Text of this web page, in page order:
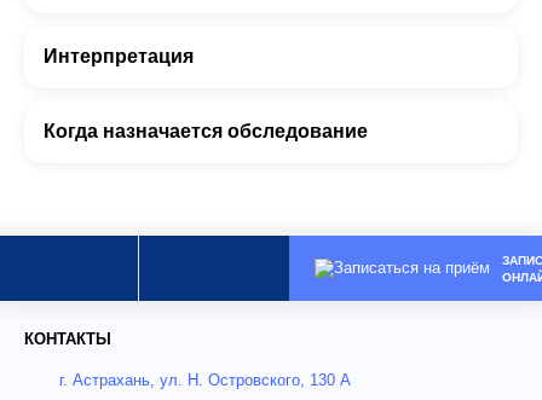
Интерпретация
Когда назначается обследование
КОНТАКТЫ
г. Астрахань, ул. Н. Островского, 130 А